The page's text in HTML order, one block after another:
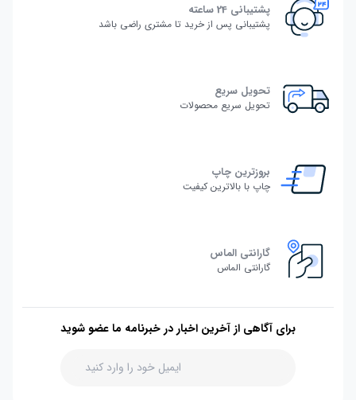
پشتیبانی 24 ساعته
پشتیبانی پس از خرید تا مشتری راضی باشد
تحویل سریع
تحویل سریع محصولات
بروزترین چاپ
چاپ با بالاترین کیفیت
گارانتی الماس
گارانتی الماس
برای آگاهی از آخرین اخبار در خبرنامه ما عضو شوید